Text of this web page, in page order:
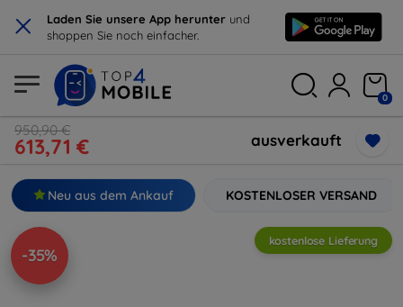
× Laden Sie unsere App herunter und
shoppen Sie noch einfacher.
0
950,90 €
613,71 € ausverkauft
Neu aus dem Ankauf KOSTENLOSER VERSAND
-35%
kostenlose Lieferung